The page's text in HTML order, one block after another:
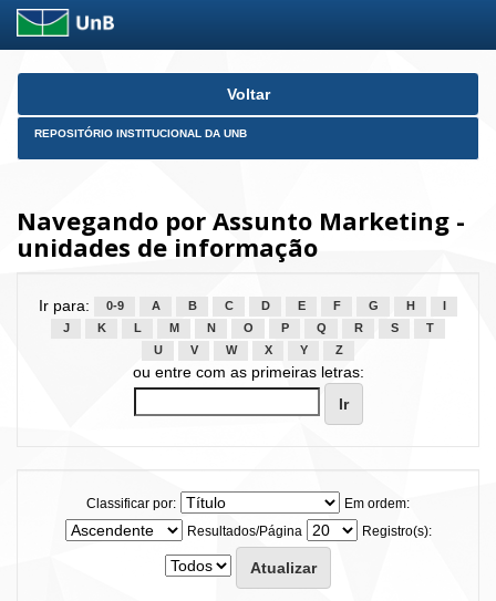
Skip
Voltar
REPOSITÓRIO INSTITUCIONAL DA UNB
Navegando por Assunto Marketing -
unidades de informação
Ir para: 0-9 A B C D E F G H
J
K L M N O P Q R S
T
U
V W X Y Z
ou entre com as primeiras letras:
Classificar por:
Em ordem:
Resultados/Página
Registro(s):